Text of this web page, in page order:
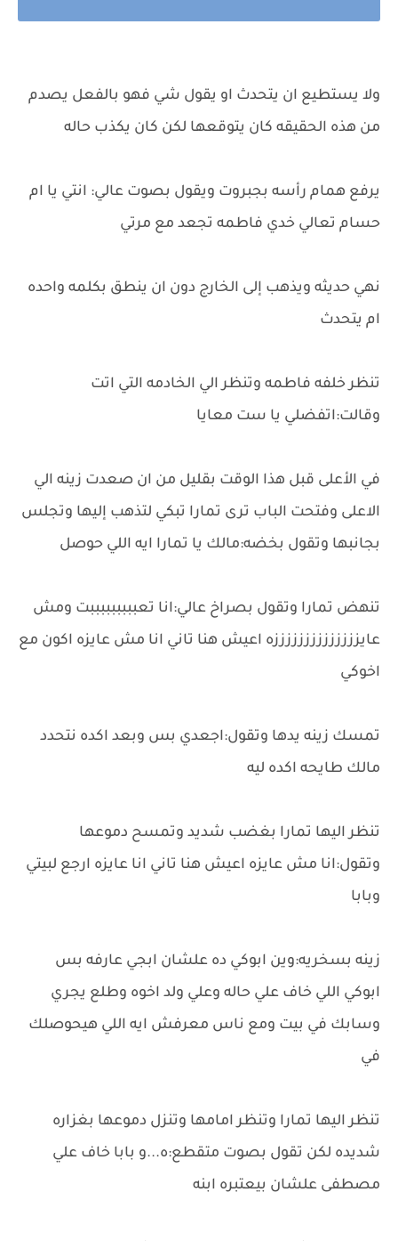
ولا يستطيع ان يتحدث او يقول شي فهو بالفعل يصدم
من هذه الحقيقه كان يتوقعها لكن كان يكذب حاله
يرفع همام رأسه بجبروت ويقول بصوت عالي: انتي يا ام
حسام تعالي خدي فاطمه تجعد مع مرتي
نهي حديثه ويذهب إلى الخارج دون ان ينطق بكلمه واحده
ام يتحدث
تنظر خلفه فاطمه وتنظر الي الخادمه التي اتت
وقالت:اتفضلي يا ست معايا
في الأعلى قبل هذا الوقت بقليل من ان صعدت زينه الي
الاعلى وفتحت الباب ترى تمارا تبكي لتذهب إليها وتجلس
بجانبها وتقول بخضه:مالك يا تمارا ايه اللي حوصل
تنهض تمارا وتقول بصراخ عالي:انا تعبببببببببت ومش
عايززززززززززززززه اعيش هنا تاني انا مش عايزه اكون مع
اخوكي
تمسك زينه يدها وتقول:اجعدي بس وبعد اكده نتحدد
مالك طايحه اكده ليه
تنظر اليها تمارا بغضب شديد وتمسح دموعها
وتقول:انا مش عايزه اعيش هنا تاني انا عايزه ارجع لبيتي
وبابا
زينه بسخريه:وين ابوكي ده علشان ابجي عارفه بس
ابوكي اللي خاف علي حاله وعلي ولد اخوه وطلع يجري
وسابك في بيت ومع ناس معرفش ايه اللي هيحوصلك
في
تنظر اليها تمارا وتنظر امامها وتنزل دموعها بغزاره
شديده لكن تقول بصوت متقطع:ه...و بابا خاف علي
مصطفى علشان بيعتبره ابنه